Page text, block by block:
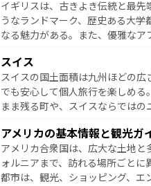
イツ情報はコンテンツ一覧を参照
イギリスは、古きよき伝統と最
うなランドマーク、歴史ある大
なる魅力がある。また、優雅な
お、新着のイギリス情報は
スイス
スイスの国土面積は九州ほどの
でも安心して個人旅行を楽しめ
まま残る町や、スイスならでは
ービスもあり、うまく活用すれば市内
のスイス情報はコンテンツ一覧 を
アメリカの基本情報と観光ガ
アメリカ合衆国は、広大な土地
ォルニアまで、訪れる場所ごと
都市は、観光、ショッピング、